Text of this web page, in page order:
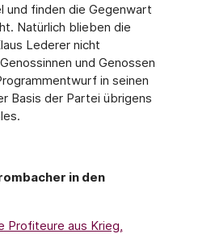
und finden die Gegenwart
Natürlich blieben die
Lederer nicht
und Genossen
in seinen
Basis der Partei übrigens
in den
Profiteure aus Krieg,